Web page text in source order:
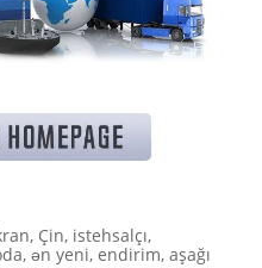
Çin, istehsalçı,
ən yeni, endirim, aşağı